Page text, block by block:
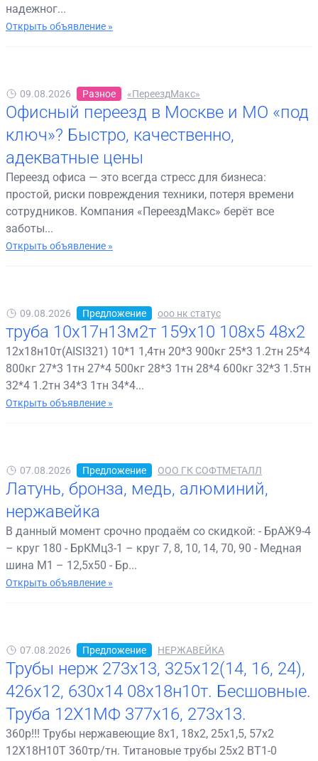
надежног...
Открыть объявление »
09.08.2026 Разное «ПереездМакс»
Офисный переезд в Москве и МО «под
ключ»? Быстро, качественно,
адекватные цены
Переезд офиса — это всегда стресс для бизнеса:
простой, риски повреждения техники, потеря времени
сотрудников. Компания «ПереездМакс» берёт все
заботы...
Открыть объявление »
09.08.2026 Предложение ооо нк статус
труба 10х17н13м2т 159х10 108х5 48х2
12х18н10т(AISI321) 10*1 1,4тн 20*3 900кг 25*3 1.2тн 25*4
800кг 27*3 1тн 27*4 500кг 28*3 1тн 28*4 600кг 32*3 1.5тн
32*4 1.2тн 34*3 1тн 34*4...
Открыть объявление »
07.08.2026 Предложение ООО ГК СОФТМЕТАЛЛ
Латунь, бронза, медь, алюминий,
нержавейка
В данный момент срочно продаём со скидкой: - БрАЖ9-4
– круг 180 - БрКМц3-1 – круг 7, 8, 10, 14, 70, 90 - Медная
шина М1 – 12,5х50 - Бр...
Открыть объявление »
07.08.2026 Предложение НЕРЖАВЕЙКА
Трубы нерж 273х13, 325х12(14, 16, 24),
426х12, 630х14 08х18н10т. Бесшовные.
Труба 12Х1МФ 377х16, 273х13.
360р!!! Трубы нержавеющие 8х1, 18х2, 25х1,5, 57х2
12Х18Н10Т 360тр/тн. Титановые трубы 25х2 ВТ1-0